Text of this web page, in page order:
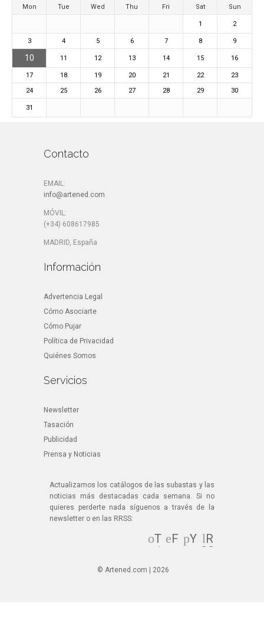
Mon Tue Wed Thu Fri Sat Sun
1 2
3 4 5 6 7 8 9
10 11 12 13 14 15 16
17 18 19 20 21 22
23
24
25 26 27 28 29 30
31
Contacto
EMAIL:
info@artened.com
MÓVIL:
(+34) 608617985
MADRID, España
Información
Advertencia Legal
Cómo Asociarte
Cómo Pujar
Política de Privacidad
Quiénes Somos
Servicios
Newsletter
Tasación
Publicidad
Prensa y Noticias
Actualizamos los catálogos de las subastas y las
noticias más destacadas cada semana. Si no
quieres perderte nada síguenos a través de la
newsletter o en las RRSS:
T
wi
er
F
oo
Y
R
SS
© Artened.com | 2026